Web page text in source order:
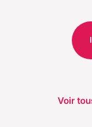
I
Voir